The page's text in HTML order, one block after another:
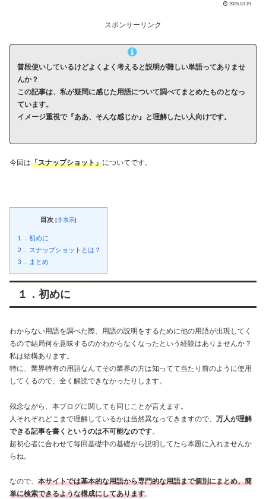
2025.03.19
スポンサーリンク
普段使いしているけどよくよく考えると説明が難しい単語ってありませ
んか？
この記事は、私が疑問に感じた用語について調べてまとめたものとなっ
ています。
イメージ重視で『ああ、そんな感じか』と理解したい人向けです。
今回は「スナップショット」についてです。
目次 [非表示]
１．初めに
２．スナップショットとは？
３．まとめ
１．初めに
わからない用語を調べた際、用語の説明をするために他の用語が出現してく
るので結局何を意味するのかわからなくなったという経験はありませんか？
私は結構あります。
特に、業界特有の用語なんてその業界の方は知ってて当たり前のように使用
してくるので、全く解読できなかったりします。
残念ながら、本ブログに関しても同じことが言えます。
人それぞれどこまで理解しているかは当然異なってきますので、 万人が理解
できる記事を書くというのは不可能なのです。
超初心者に合わせて毎回基礎中の基礎から説明してたら本題に入れませんか
らね。
なので、 本サイトでは基本的な用語から専門的な用語まで個別にまとめ、簡
単に検索できるような構成にしてあります。